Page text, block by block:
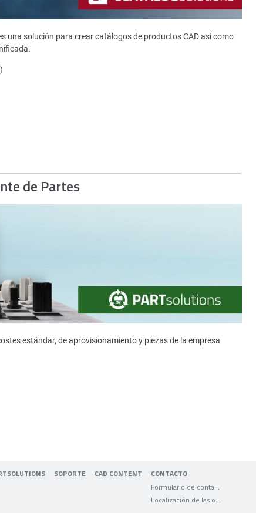
una solución para crear catálogos de productos CAD así como
de Partes
estándar, de aprovisionamiento y piezas de la empresa
SOPORTE CAD CONTENT CONTACTO